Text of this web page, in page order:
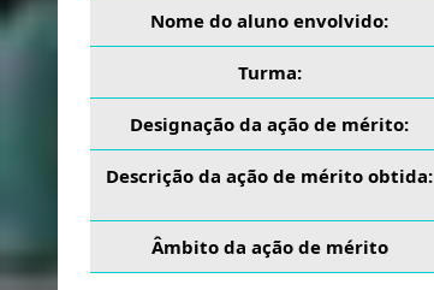
Nome do aluno envolvido:
Turma:
Designação da ação de mérito:
Descrição da ação de mérito obtida:
Âmbito da ação de mérito